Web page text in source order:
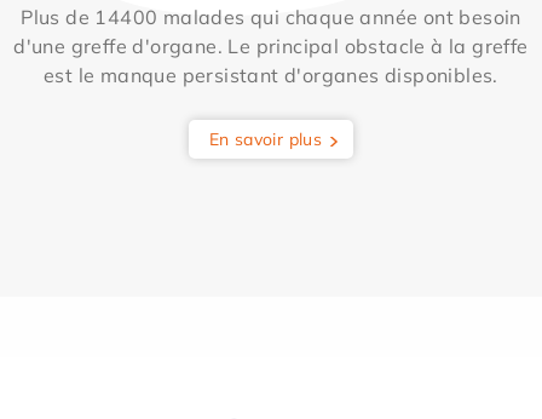
Plus de 14400 malades qui chaque année ont besoin
d'une greffe d'organe. Le principal obstacle à la greffe
est le manque persistant d'organes disponibles.
En savoir plus